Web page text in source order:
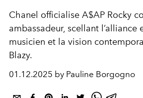
Chanel officialise A$AP Rocky
ambassadeur, scellant l’alliance
musicien et la vision
Blazy.
01.12.2025 by Pauline Borgogno